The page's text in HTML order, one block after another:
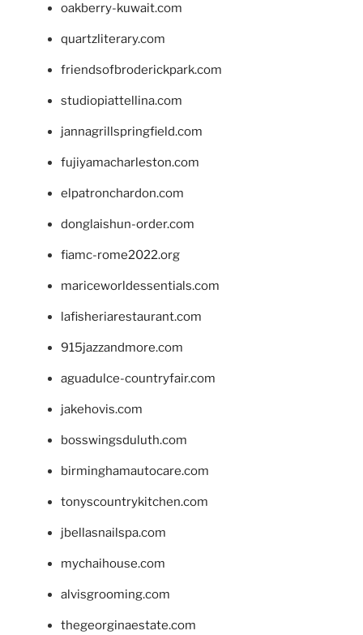
oakberry-kuwait.com
quartzliterary.com
friendsofbroderickpark.com
studiopiattellina.com
jannagrillspringfield.com
fujiyamacharleston.com
elpatronchardon.com
donglaishun-order.com
fiamc-rome2022.org
mariceworldessentials.com
lafisheriarestaurant.com
915jazzandmore.com
aguadulce-countryfair.com
jakehovis.com
bosswingsduluth.com
birminghamautocare.com
tonyscountrykitchen.com
jbellasnailspa.com
mychaihouse.com
alvisgrooming.com
thegeorginaestate.com